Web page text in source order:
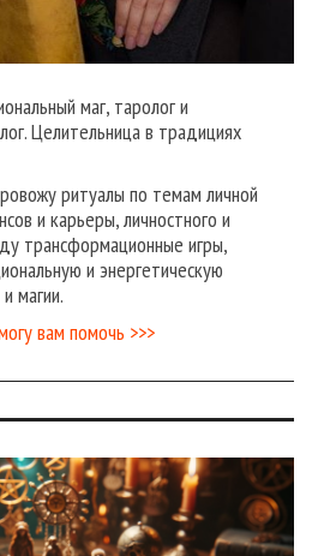
маг, таролог и
Целительница в традициях
ритуалы по темам личной
и карьеры, личностного и
трансформационные игры,
и энергетическую
магии.
вам помочь >>>